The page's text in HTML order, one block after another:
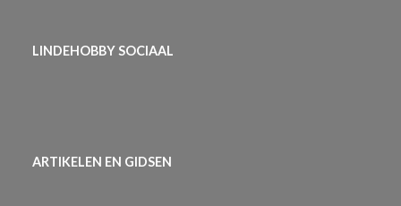
LINDEHOBBY SOCIAAL
ARTIKELEN EN GIDSEN